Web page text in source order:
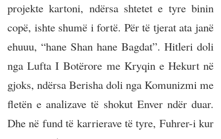
projekte kartoni, ndërsa shtetet e tyre binin
copë, ishte shumë i fortë. Për të tjerat ata janë
ehuuu, “hane Shan hane Bagdat”. Hitleri doli
nga Lufta I Botërore me Kryqin e Hekurt në
gjoks, ndërsa Berisha doli nga Komunizmi me
fletën e analizave të shokut Enver ndër duar.
Dhe në fund të karrierave të tyre, Fuhrer-i kur